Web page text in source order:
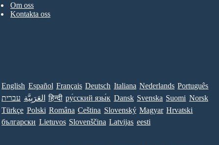
Om oss
Kontakta oss
English Español Français Deutsch Italiana Nederlands Português
עברית العَرَبِيَّة हिन्दी ру́сский язы́к Dansk Svenska Suomi Norsk
Türkçe Polski Româna Ceština Slovenský Magyar Hrvatski
български Lietuvos Slovenščina Latvijas eesti